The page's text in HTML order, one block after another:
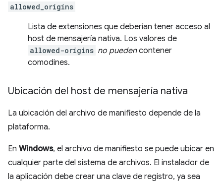
allowed_origins
Lista de extensiones que deberían tener acceso al
host de mensajería nativa. Los valores de
allowed-origins no puedencontener
comodines.
Ubicación del host de mensajería nativa
La ubicación del archivo de manifiesto depende de la
plataforma.
En Windows, el archivo de manifiesto se puede ubicar en
cualquier parte del sistema de archivos. El instalador de
la aplicación debe crear una clave de registro, ya sea